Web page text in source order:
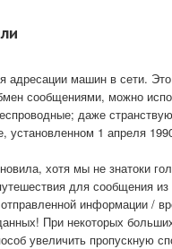
адресации машин в сети.
сообщениями, можно
даже
установленном 1 апреля
хотя мы не знатоки
для сообщения
информации /
При некоторых
увеличить пропускную